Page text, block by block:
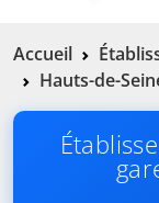
Accueil
Hauts-de-